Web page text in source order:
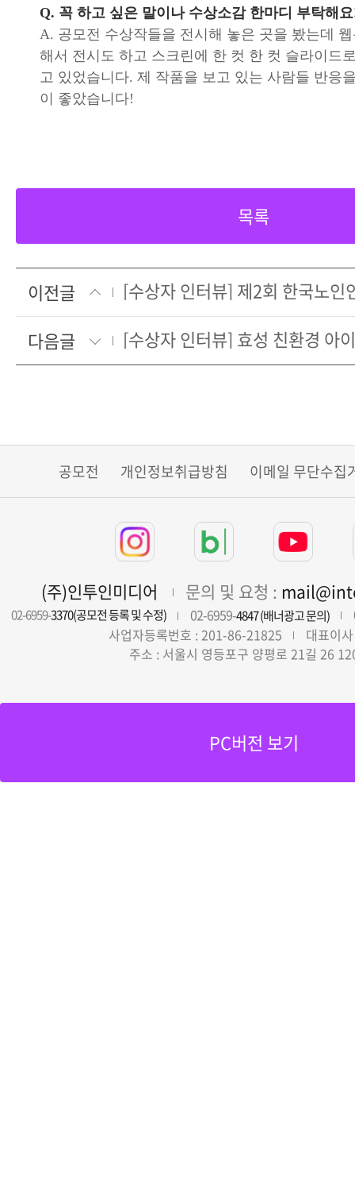
Q. 꼭 하고 싶은 말이나 수상소감 한마디 부탁해
A. 공모전 수상작들을 전시해 놓은 곳을 봤는데
해서 전시도 하고 스크린에 한 컷 한 컷 슬라이드
고 있었습니다. 제 작품을 보고 있는 사람들 반응
이 좋았습니다!
목록
이전글
다음글
공모전 개인정보취급방침 이메일 무단수집
(주)인투인미디어 문의 및 요청 :
02-6959-3370(공모전 등록 및 수정) 02-6959-4847 (배너광고 문의)
사업자등록번호 : 201-86-21825
대표이
주소 : 서울시 영등포구 양평로 21길 26
PC버전 보기